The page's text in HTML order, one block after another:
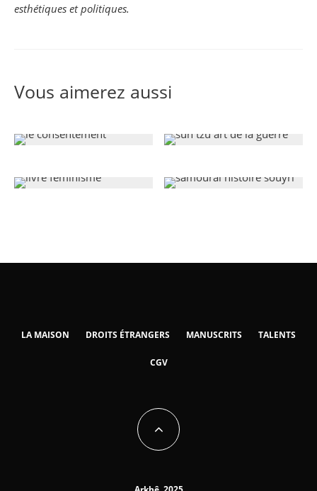
esthétiques et politiques.
Vous aimerez aussi
LA MAISON DROITS ÉTRANGERS MANUSCRITS TALENTS
CGV